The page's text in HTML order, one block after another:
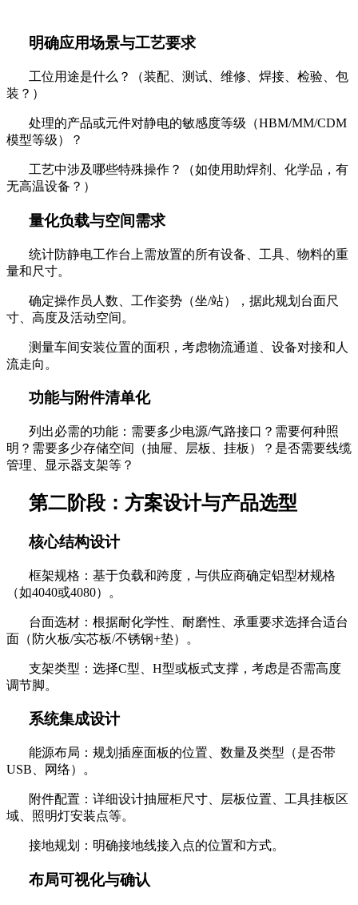
明确应用场景与工艺要求
工位用途是什么？（装配、测试、维修、焊接、检验、包
装？）
处理的产品或元件对静电的敏感度等级（HBM/MM/CDM
模型等级）？
工艺中涉及哪些特殊操作？（如使用助焊剂、化学品，有
无高温设备？）
量化负载与空间需求
统计防静电工作台上需放置的所有设备、工具、物料的重
量和尺寸。
确定操作员人数、工作姿势（坐/站），据此规划台面尺
寸、高度及活动空间。
测量车间安装位置的面积，考虑物流通道、设备对接和人
流走向。
功能与附件清单化
列出必需的功能：需要多少电源/气路接口？需要何种照
明？需要多少存储空间（抽屉、层板、挂板）？是否需要线缆
管理、显示器支架等？
第二阶段：方案设计与产品选型
核心结构设计
框架规格：基于负载和跨度，与供应商确定铝型材规格
（如4040或4080）。
台面选材：根据耐化学性、耐磨性、承重要求选择合适台
面（防火板/实芯板/不锈钢+垫）。
支架类型：选择C型、H型或板式支撑，考虑是否需高度
调节脚。
系统集成设计
能源布局：规划插座面板的位置、数量及类型（是否带
USB、网络）。
附件配置：详细设计抽屉柜尺寸、层板位置、工具挂板区
域、照明灯安装点等。
接地规划：明确接地线接入点的位置和方式。
布局可视化与确认